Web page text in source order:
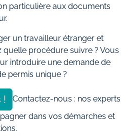
particulière aux documents
un travailleur étranger et
procédure suivre ? Vous
introduire une demande de
permis unique ?
!
Contactez-nous : nos experts
dans vos démarches et